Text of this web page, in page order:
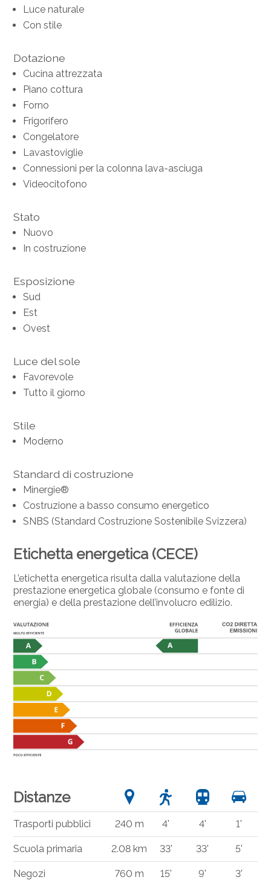
Luce naturale
Con stile
Dotazione
Cucina attrezzata
Piano cottura
Forno
Frigorifero
Congelatore
Lavastoviglie
Connessioni per la colonna lava-asciuga
Videocitofono
Stato
Nuovo
In costruzione
Esposizione
Sud
Est
Ovest
Luce del sole
Favorevole
Tutto il giorno
Stile
Moderno
Standard di costruzione
Minergie®
Costruzione a basso consumo energetico
SNBS (Standard Costruzione Sostenibile Svizzera)
Etichetta energetica (CECE)
L’etichetta energetica risulta dalla valutazione della
prestazione energetica globale (consumo e fonte di
energia) e della prestazione dell’involucro edilizio.
Distanze
Trasporti pubblici 240 m 4' 4' 1'
Scuola primaria 2.08 km 33' 33' 5'
Negozi 760 m 15' 9' 3'